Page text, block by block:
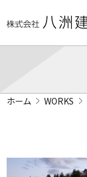
ホーム WORKS